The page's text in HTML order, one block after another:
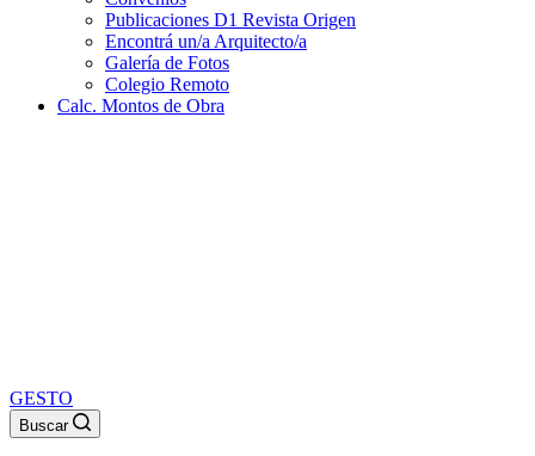
Publicaciones D1 Revista Origen
Encontrá un/a Arquitecto/a
Galería de Fotos
Colegio Remoto
Calc. Montos de Obra
GESTO
Buscar